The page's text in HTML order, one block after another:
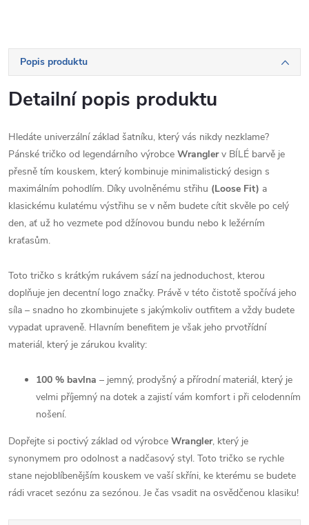
Popis produktu
Detailní popis produktu
Hledáte univerzální základ šatníku, který vás nikdy nezklame?
Pánské tričko od legendárního výrobce Wranglerv BÍLÉ barvě je
přesně tím kouskem, který kombinuje minimalistický design s
maximálním pohodlím. Díky uvolněnému střihu (Loose Fit) a
klasickému kulatému výstřihu se v něm budete cítit skvěle po celý
den, ať už ho vezmete pod džínovou bundu nebo k ležérním
kraťasům.
Toto tričko s krátkým rukávem sází na jednoduchost, kterou
doplňuje jen decentní logo značky. Právě v této čistotě spočívá jeho
síla – snadno ho zkombinujete s jakýmkoliv outfitem a vždy budete
vypadat upraveně. Hlavním benefitem je však jeho prvotřídní
materiál, který je zárukou kvality:
100 % bavlna – jemný, prodyšný a přírodní materiál, který je
velmi příjemný na dotek a zajistí vám komfort i při celodenním
nošení.
Dopřejte si poctivý základ od výrobce Wrangler, který je
synonymem pro odolnost a nadčasový styl. Toto tričko se rychle
stane nejoblíbenějším kouskem ve vaší skříni, ke kterému se budete
rádi vracet sezónu za sezónou. Je čas vsadit na osvědčenou klasiku!